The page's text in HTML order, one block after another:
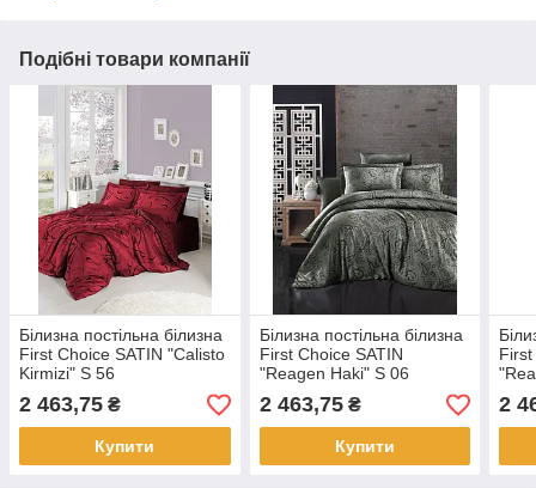
Подібні товари компанії
Білизна постільна білизна
First Choice SATIN "Calisto
Kirmizi" S 56
2 463,75 ₴
Купити
Білизна постільна білизна
First Choice SATIN
"Reagen Haki" S 06
2 463,75₴
Купити
First
2